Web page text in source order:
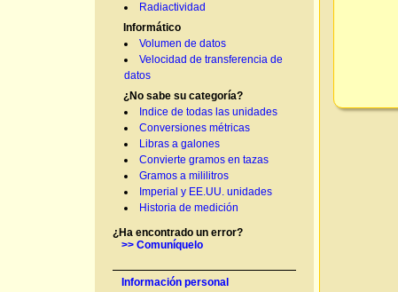
Radiactividad
Informático
Volumen de datos
Velocidad de transferencia de
datos
¿No sabe su categoría?
Indice de todas las unidades
Conversiones métricas
Libras a galones
Convierte gramos en tazas
Gramos a mililitros
Imperial y EE.UU. unidades
Historia de medición
¿Ha encontrado un error?
>> Comuníquelo
Información personal